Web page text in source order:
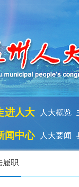
进人大 人大概览
闻中心 人大要闻
履职